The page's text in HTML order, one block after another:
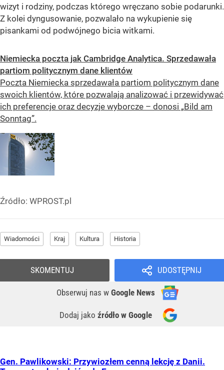
wizyt i rodziny, podczas którego wręczano sobie podarunki.
Z kolei dyngusowanie, pozwalało na wykupienie się
pisankami od podwójnego bicia witkami.
Niemiecka poczta jak Cambridge Analytica. Sprzedawała
partiom politycznym dane klientów
Poczta Niemiecka sprzedawała partiom politycznym dane
swoich klientów, które pozwalają analizować i przewidywać
ich preferencje oraz decyzje wyborcze – donosi „Bild am
Sonntag”.
Źródło: WPROST.pl
Wiadomości Kraj Kultura Historia
UDOSTĘPNIJ
Obserwuj nas w Google News
Dodaj jako źródło w Google
SKOMENTUJ
Gen. Pawlikowski: Przywiozłem cenną lekcję z Danii.